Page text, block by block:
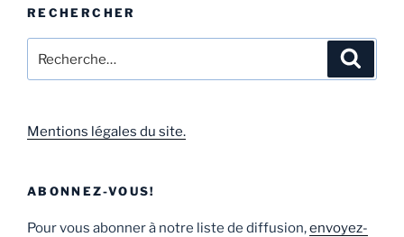
RECHERCHER
Mentions légales du site.
ABONNEZ-VOUS!
Pour vous abonner à notre liste de diffusion,envoyez-